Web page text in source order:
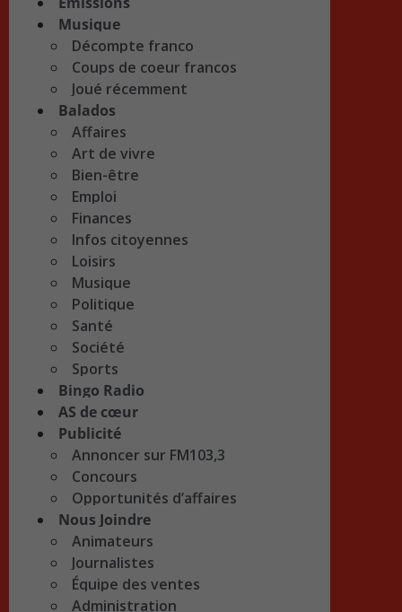
Musique
Décompte franco
Coups de coeur francos
Joué récemment
Balados
Affaires
Art de vivre
Bien-être
Emploi
Finances
Infos citoyennes
Loisirs
Musique
Politique
Santé
Société
Sports
Bingo Radio
AS de cœur
Publicité
Annoncer sur FM103,3
Concours
Opportunités d’affaires
Nous Joindre
Animateurs
Journalistes
Équipe des ventes
Administration